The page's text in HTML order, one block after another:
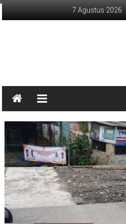
Lompat
7 Agustus 2026
jujur
terpercaya